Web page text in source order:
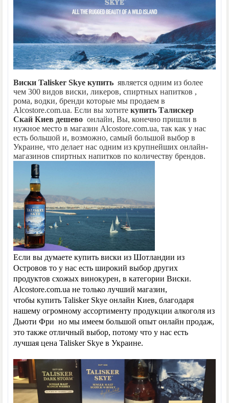
Виски Talisker Skye купить является одним из более
чем 300 видов виски, ликеров, спиртных напитков ,
рома, водки, бренди которые мы продаем в
Alcostore.com.ua. Если вы хотите купить Талискер
Скай Киев дешево онлайн, Вы, конечно пришли в
нужное место в магазин Alcostore.com.ua, так как у нас
есть большой и, возможно, самый большой выбор в
Украине, что делает нас одним из крупнейших онлайн-
магазинов спиртных напитков по количеству брендов.
Если вы думаете купить виски из Шотландии из
Островов то у нас есть широкий выбор других
продуктов схожых винокурен, в категории Виски.
Alcostore.com.ua не только лучший магазин,
чтобы купить Talisker Skye онлайн Киев, благодаря
нашему огромному ассортименту продукции алкоголя из
Дьюти Фри но мы имеем большой опыт онлайн продаж,
это также отличный выбор, потому что у нас есть
лучшая цена Talisker Skye в Украине.